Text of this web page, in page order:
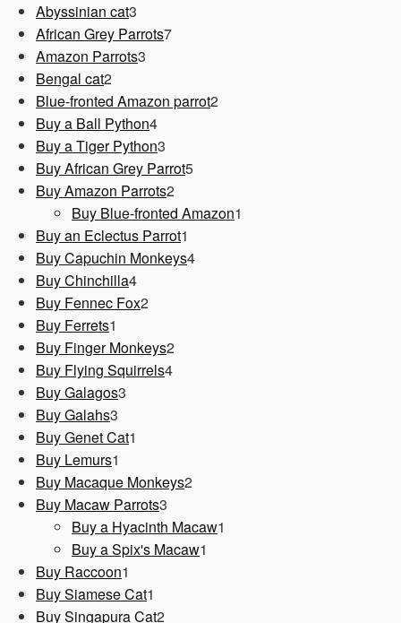
Abyssinian cat3
Produkte
African Grey Parrots77
Amazon Parrots3
Bengal cat22
Produkte
Blue-fronted Amazon parrot22
Buy a Ball Python44
Produkte
Buy a Tiger Python3
Produkte
Buy African Grey Parrot55
Buy Amazon Parrots22
Produkte
Buy Blue-fronted Amazon1
Buy an Eclectus Parrot1
Produkt
Buy Capuchin Monkeys44
Buy Chinchilla44
Produkte
Buy Fennec Fox22
Buy Ferrets1
Produkt
Buy Finger Monkeys22
Buy Flying Squirrels44
Buy Galagos3
Buy Galahs3
Produkte
Buy Genet Cat1
Buy Lemurs1
Produkt
Buy Macaque Monkeys22
Buy Macaw Parrots3
Produkte
Buy a Hyacinth Macaw1
Buy a Spix's Macaw1
Buy Raccoon1
Produkt
Buy Siamese Cat1
Produkt
Buy Singapura Cat22